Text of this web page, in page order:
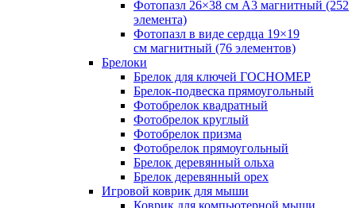
Фотопазл 26×38 см А3 магнитный (252
элемента)
Фотопазл в виде сердца 19×19
см магнитный (76 элементов)
Брелоки
Брелок для ключей ГОСНОМЕР
Брелок-подвеска прямоугольный
Фотобрелок квадратный
Фотобрелок круглый
Фотобрелок призма
Фотобрелок прямоугольный
Брелок деревянный ольха
Брелок деревянный орех
Игровой коврик для мыши
Коврик для компьютерной мыши